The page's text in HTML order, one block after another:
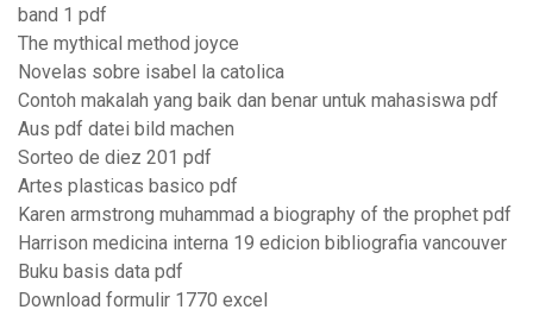
band 1 pdf
The mythical method joyce
Novelas sobre isabel la catolica
Contoh makalah yang baik dan benar untuk mahasiswa pdf
Aus pdf datei bild machen
Sorteo de diez 201 pdf
Artes plasticas basico pdf
Karen armstrong muhammad a biography of the prophet pdf
Harrison medicina interna 19 edicion bibliografia vancouver
Buku basis data pdf
Download formulir 1770 excel